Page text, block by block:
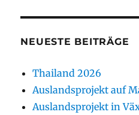
NEUESTE BEITRÄGE
Thailand 2026
Auslandsprojekt auf
Auslandsprojekt in